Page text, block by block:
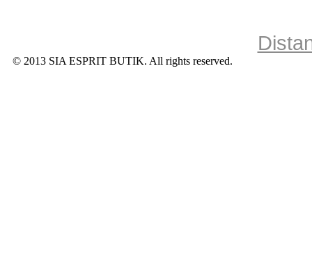
© 2013 SIA ESPRIT BUTIK. All rights reserved.